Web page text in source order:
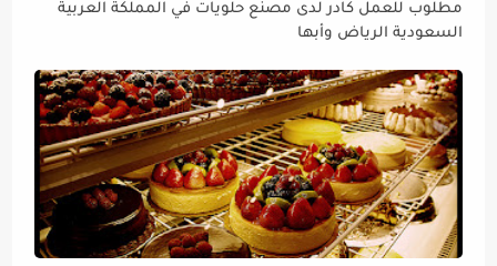
مطلوب للعمل كادر لدى مصنع حلويات في المملكة العربية
السعودية الرياض وأبها